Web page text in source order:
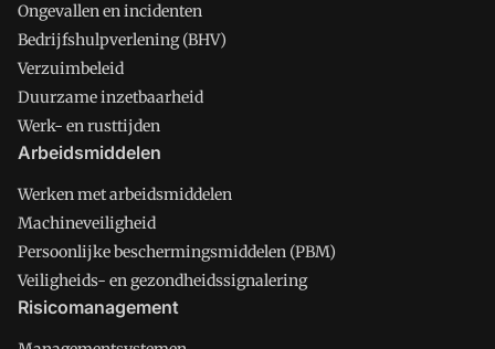
Ongevallen en incidenten
Bedrijfshulpverlening (BHV)
Verzuimbeleid
Duurzame inzetbaarheid
Werk- en rusttijden
Arbeidsmiddelen
Werken met arbeidsmiddelen
Machineveiligheid
Persoonlijke beschermingsmiddelen (PBM)
Veiligheids- en gezondheidssignalering
Risicomanagement